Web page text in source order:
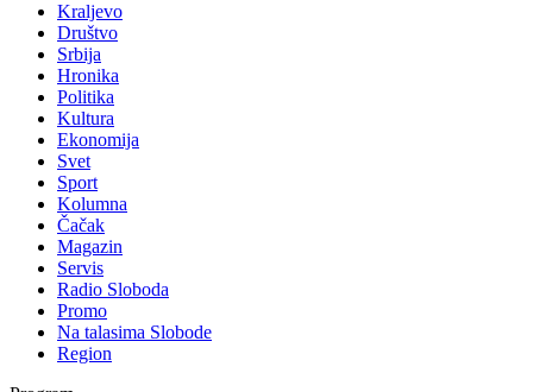
Kraljevo
Društvo
Srbija
Hronika
Politika
Kultura
Ekonomija
Svet
Sport
Kolumna
Čačak
Magazin
Servis
Radio Sloboda
Promo
Na talasima Slobode
Region